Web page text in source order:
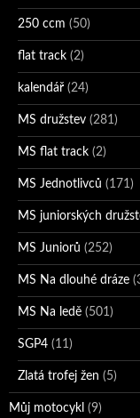
250 ccm (50)
flat track (2)
kalendář (24)
MS družstev (281)
MS flat track (2)
MS Jednotlivců (171)
MS juniorských
MS Juniorů (252)
MS Na dlouhé dráze
MS Na ledě (501)
SGP4 (11)
Zlatá trofej žen (5)
Můj motocykl (9)